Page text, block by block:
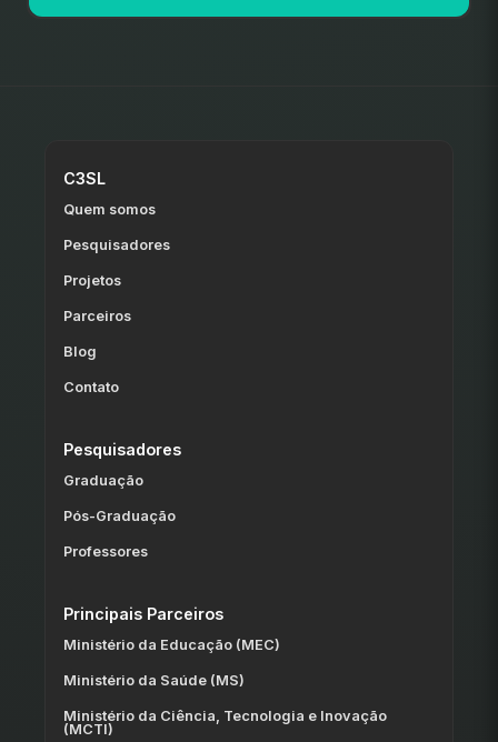
C3SL
Quem somos
Pesquisadores
Projetos
Parceiros
Blog
Contato
Pesquisadores
Graduação
Pós-Graduação
Professores
Principais Parceiros
Ministério da Educação (MEC)
Ministério da Saúde (MS)
Ministério da Ciência, Tecnologia e Inovação
(MCTI)